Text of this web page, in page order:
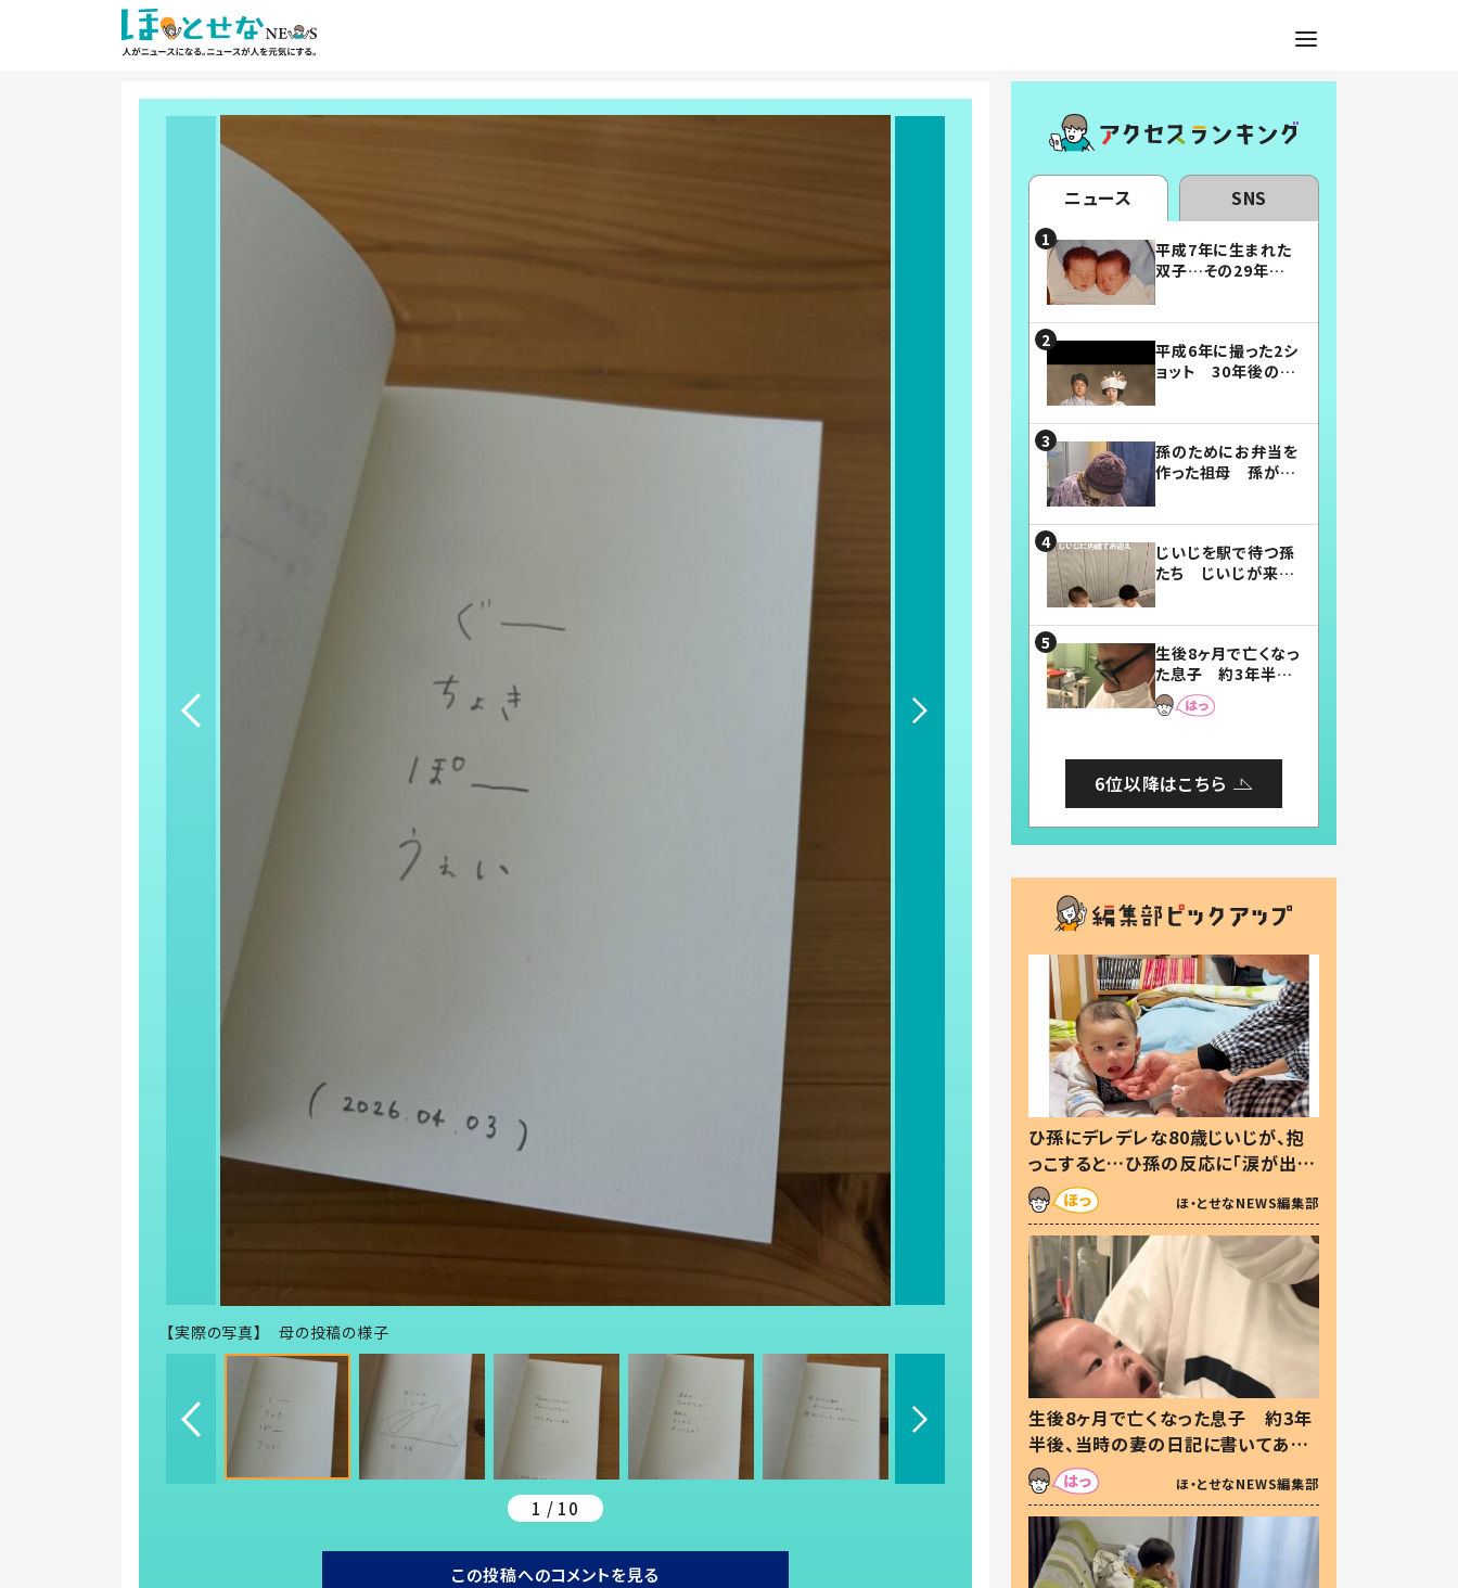
【実際の写真】 母の投稿の様子
1 / 10
この投稿へのコメントを見る
ニュース SNS
平成7年に生まれた
双子…その29年後
平成6年に撮った2シ
ョット 30年後の姿
孫のためにお弁当を
作った祖母 孫が絶
じいじを駅で待つ孫
たち じいじが来た
まらない」「幸せにな
れる」
生後8ヶ月で亡くなっ
た息子 約3年半
後、当時の妻の日記
に書いてあった本音
6位以降はこちら
ひ孫にデレデレな80歳じいじが、抱
っこすると…ひ孫の反応に「涙が出ま
した」「可愛くて仕方ない」
ほ・とせなNEWS編集部
生後8ヶ月で亡くなった息子 約3年
半後、当時の妻の日記に書いてあっ
た本音とは
ほ・とせなNEWS編集部